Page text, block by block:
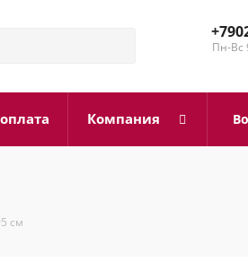
Пн-Вс
Компания
см